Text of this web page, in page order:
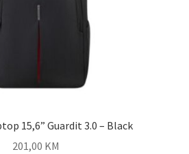
15,6” Guardit 3.0 – Black
201,00 KM